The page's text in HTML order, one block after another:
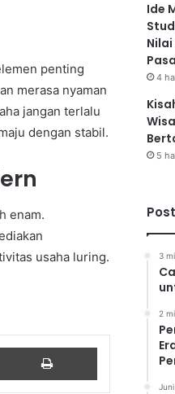
penting
merasa nyaman
jangan terlalu
dengan stabil.
enam.
usaha luring.
Ide
4
5
3
2